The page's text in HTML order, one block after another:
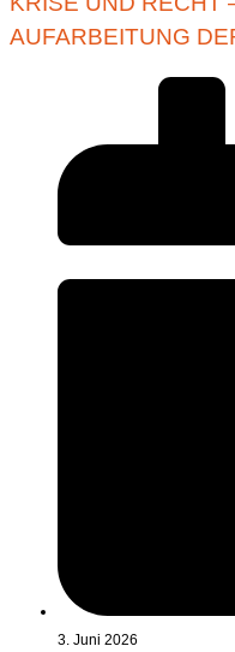
AUFARBEITUNG
3. Juni 2026